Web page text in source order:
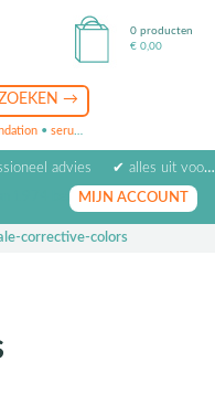
• serum
0 producten
€ 0,00
advies
✔ alles uit voorraad leverbaar
beoordelingen
MIJN ACCOUNT
corrective-colors